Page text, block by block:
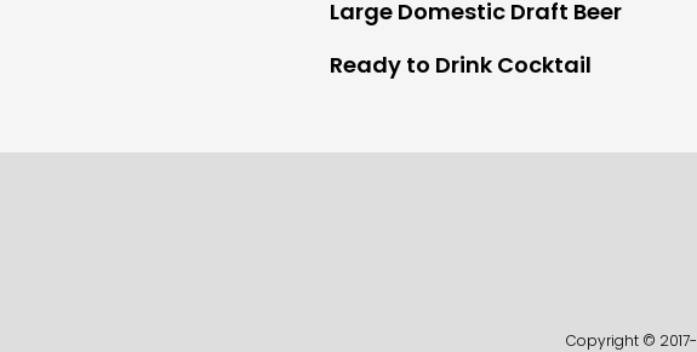
Large Domestic Draft Beer
Ready to Drink Cocktail
Copyright © 2017-